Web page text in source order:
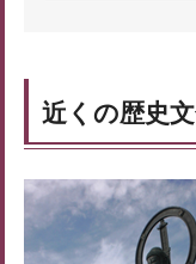
近くの歴史